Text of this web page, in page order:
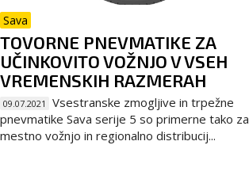
Sava
TOVORNE PNEVMATIKE ZA
UČINKOVITO VOŽNJO V VSEH
VREMENSKIH RAZMERAH
09.07.2021
Vsestranske zmogljive in trpežne
pnevmatike Sava serije 5 so primerne tako za
mestno vožnjo in regionalno distribucij...